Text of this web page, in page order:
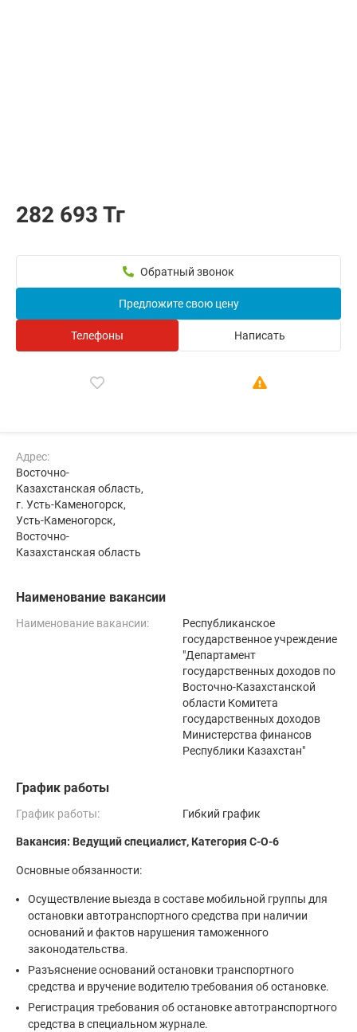
282 693 Тг
Обратный звонок
Предложите свою цену
Телефоны Написать
Адрес:
Восточно-
Казахстанская область,
г. Усть-Каменогорск,
Усть-Каменогорск,
Восточно-
Казахстанская область
Наименование вакансии
Наименование вакансии:
Республиканское
государственное учреждение
"Департамент
государственных доходов по
Восточно-Казахстанской
области Комитета
государственных доходов
Министерства финансов
Республики Казахстан"
График работы
График работы: Гибкий график
Вакансия: Ведущий специалист, Категория С-О-6
Основные обязанности:
Осуществление выезда в составе мобильной группы для
остановки автотранспортного средства при наличии
оснований и фактов нарушения таможенного
законодательства.
Разъяснение оснований остановки транспортного
средства и вручение водителю требования об остановке.
Регистрация требования об остановке автотранспортного
средства в специальном журнале.